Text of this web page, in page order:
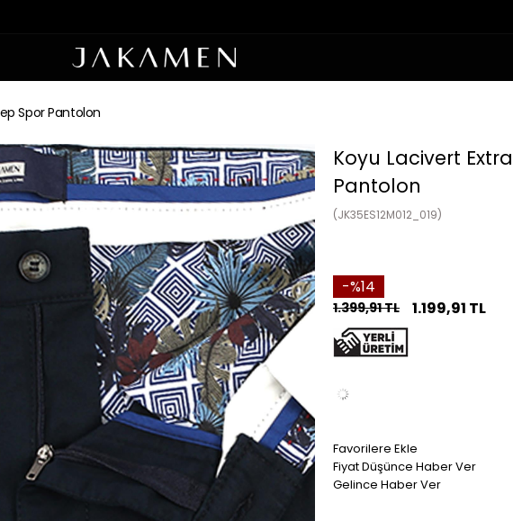
Spor Pantolon
Koyu Lacivert
Pantolon
(JK35ES12M012_019)
14
1.399,91 TL 1.199,91 TL
Favorilere Ekle
Fiyat Düşünce Haber Ver
Gelince Haber Ver